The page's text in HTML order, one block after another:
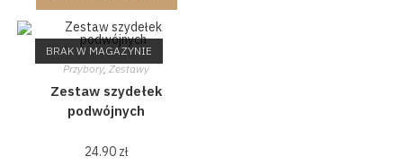
BRAK W MAGAZYNIE
Przybory,Zestawy
Zestaw szydełek
podwójnych
24.90 zł